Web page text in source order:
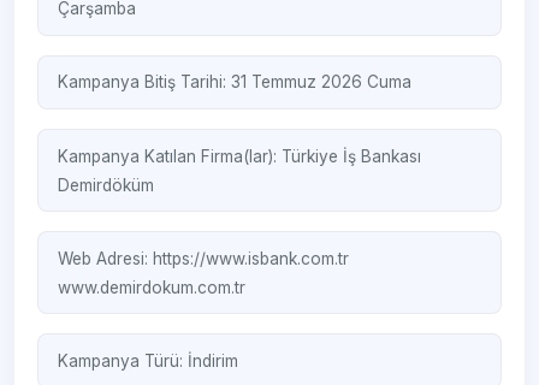
Çarşamba
Kampanya Bitiş Tarihi: 31 Temmuz 2026 Cuma
Kampanya Katılan Firma(lar): Türkiye İş Bankası
Demirdöküm
Web Adresi: https://www.isbank.com.tr
www.demirdokum.com.tr
Kampanya Türü: İndirim